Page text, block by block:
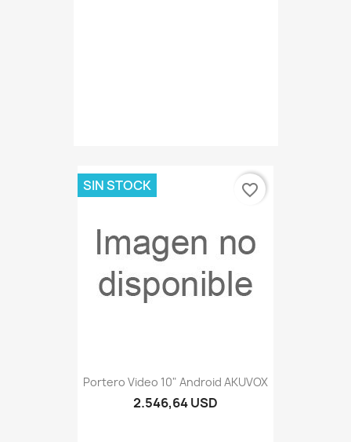
Portero Video 10" Android AKUVOX
2.546,64 USD
SIN STOCK favorite_border